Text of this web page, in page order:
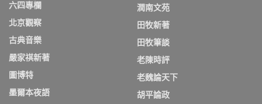
六四專欄
北京觀察
古典音樂
嚴家祺新著
圖博特
墨爾本夜語
潤南文苑
田牧新著
田牧筆談
老陳時評
老魏論天下
胡平論政